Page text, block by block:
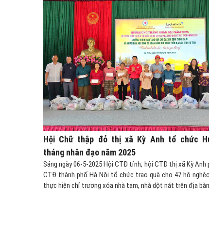
Hội Chữ thập đỏ thị xã Kỳ Anh tổ chức
tháng nhân đạo năm 2025
Sáng ngày 06-5-2025 Hội CTĐ tỉnh, hội CTĐ thị xã Kỳ Anh
CTĐ thành phố Hà Nội tổ chức trao quà cho 47 hộ
thực hiện chỉ trương xóa nhà tạm, nhà dột nát trên địa